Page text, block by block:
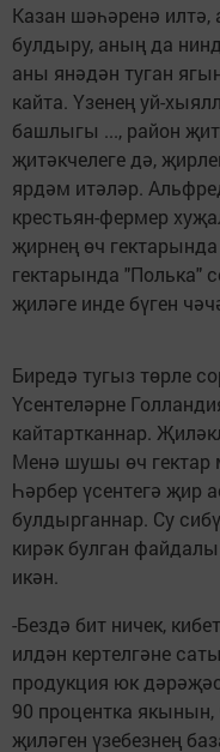
Казан шәһәренә
булдыру, аның да
аны янәдән туган
кайта. Үзенең уй-
башлыгы ..., район
җитәкчелеге дә,
ярдәм итәләр.
крестьян-фермер
җирнең өч
гектарында "Полька"
җиләге инде бүген
Биредә тугыз төрле
Үсентеләрне
кайтартканнар.
Менә шушы өч гектар
Һәрбер үсентегә җир
булдырганнар. Су
кирәк булган
икән.
-Бездә бит ничек,
илдән кертелгәне
продукция юк
90 процентка якынын,
җиләген үзебезнең